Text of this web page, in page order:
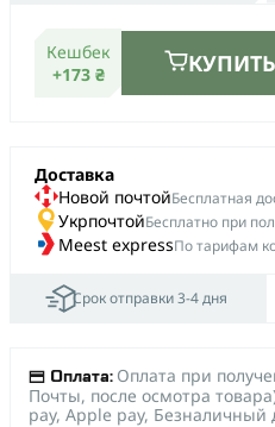
Кешбек
+173 ₴
КУПИТЬ
Доставка
Новой почтойБеcплатная
УкрпочтойБесплатно при
Meest expressПо тарифам
Срок отправки 3-4 дня
Оплата: Оплата при
Почты, после осмотра
pay, Apple pay,